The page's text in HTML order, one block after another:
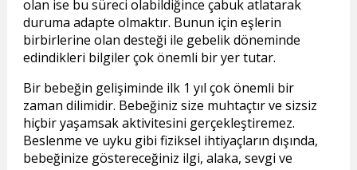
olan ise bu süreci olabildiğince çabuk atlatarak
duruma adapte olmaktır. Bunun için eşlerin
birbirlerine olan desteği ile gebelik döneminde
edindikleri bilgiler çok önemli bir yer tutar.
Bir bebeğin gelişiminde ilk 1 yıl çok önemli bir
zaman dilimidir. Bebeğiniz size muhtaçtır ve sizsiz
hiçbir yaşamsak aktivitesini gerçekleştiremez.
Beslenme ve uyku gibi fiziksel ihtiyaçların dışında,
bebeğinize göstereceğiniz ilgi, alaka, sevgi ve